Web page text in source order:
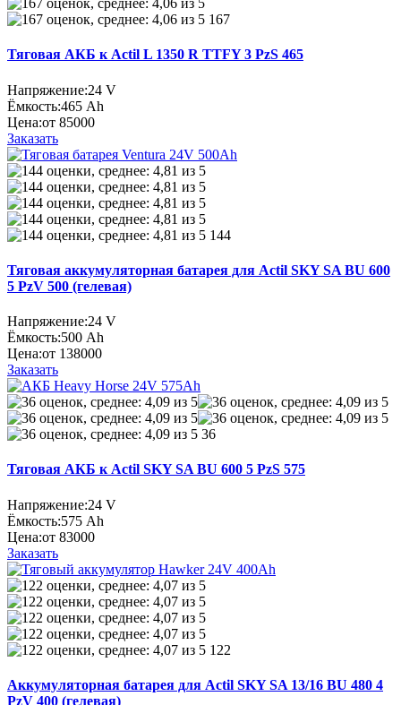
167
Тяговая АКБ к Actil L 1350 R TTFY 3 PzS 465
Напряжение:24 V
Ёмкость:465 Ah
Цена:от 85000
Заказать
144
Тяговая аккумуляторная батарея для Actil SKY SA BU 600
5 PzV 500 (гелевая)
Напряжение:24 V
Ёмкость:500 Ah
Цена:от 138000
Заказать
36
Тяговая АКБ к Actil SKY SA BU 600 5 PzS 575
Напряжение:24 V
Ёмкость:575 Ah
Цена:от 83000
Заказать
122
Аккумуляторная батарея для Actil SKY SA 13/16 BU 480 4
PzV 400 (гелевая)